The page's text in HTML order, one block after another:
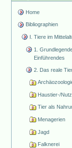
Home
Bibliographien
I. Tiere im
1.
Einführendes
2. Das reale
Haustier-/
Tier als
Menagerien
Jagd
Falknerei